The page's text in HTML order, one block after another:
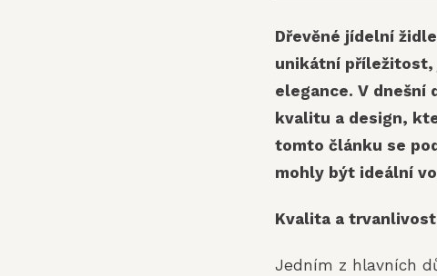
Dřevěné jídelní
unikátní příležitost,
elegance. V dnešní
kvalitu a design,
tomto článku se
mohly být ideální
Kvalita a trvanlivost
Jedním z hlavních